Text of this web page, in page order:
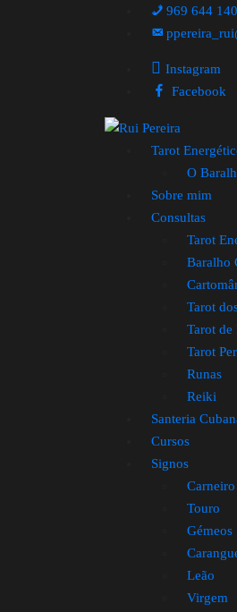
969 644
Instagram
Facebook
Tarot
O
Sobre mim
Consultas
Tarot
Baralho
Tarot
Tarot de
Tarot
Runas
Reiki
Santeria
Cursos
Signos
Carneiro
Touro
Gémeos
Leão
Virgem